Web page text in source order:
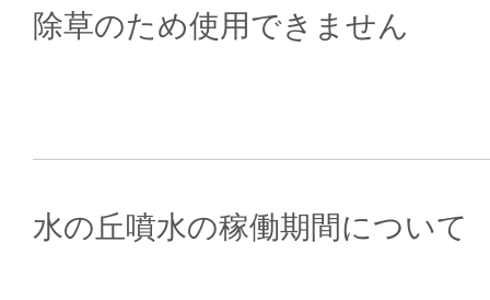
除草のため使用できません
水の丘噴水の稼働期間について